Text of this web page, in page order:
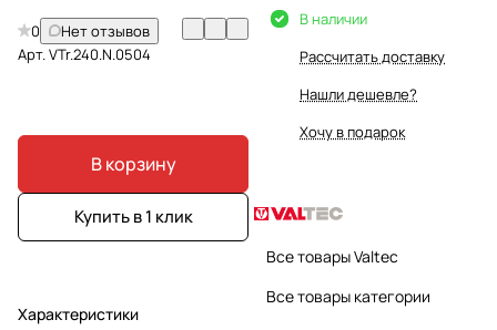
0
Нет отзывов
Арт.VTr.240.N.0504
В корзину
Купить в 1 клик
Характеристики
В наличии
Рассчитать доставку
Нашли дешевле?
Хочу в подарок
Все товары Valtec
Все товары категории